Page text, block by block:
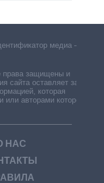
медиа –
права защищены и
сайта оставляет за
которая
авторами которой
НАС